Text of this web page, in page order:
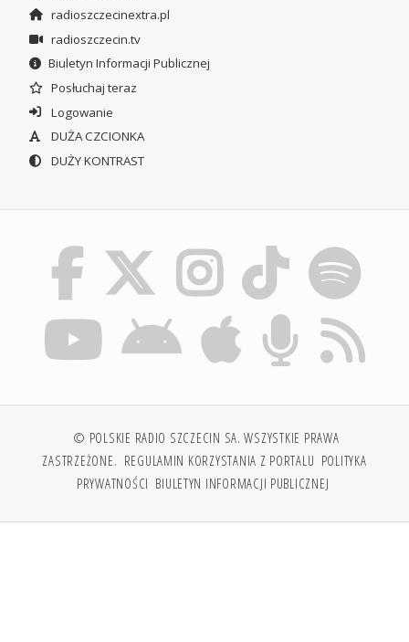
radioszczecinextra.pl
radioszczecin.tv
Biuletyn Informacji Publicznej
Posłuchaj teraz
Logowanie
DUŻA CZCIONKA
DUŻY KONTRAST
© POLSKIE RADIO SZCZECIN SA. WSZYSTKIE PRAWA
ZASTRZEŻONE. REGULAMIN KORZYSTANIA Z PORTALU POLITYKA
PRYWATNOŚCI BIULETYN INFORMACJI PUBLICZNEJ